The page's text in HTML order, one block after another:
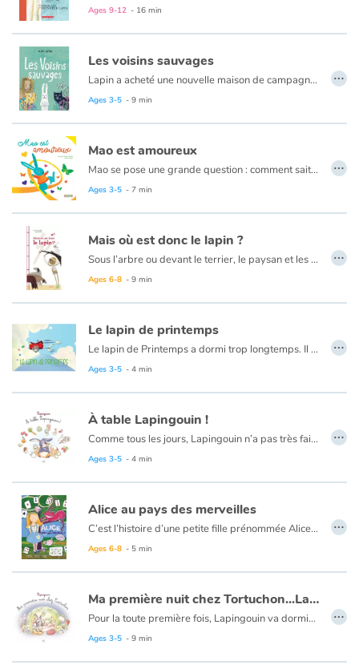
Ages 9-12 - 16 min
Les voisins sauvages
Lapin a acheté une nouvelle maison de campagne et les vacances ne vont pas tout à fait se passer comme prévu. Des bêtes sauvages ont envahi le jardin de Lapin. Il a très très peur ! Heureusement que sa maman est là... elle a peut-être trouvé la solution. Une petite fête, un peu de musique et une bonne tarte aux fraises peuvent faire des merveilles !
Ages 3-5 - 9 min
…
Mao est amoureux
Mao se pose une grande question : comment sait-on que l’on est amoureux ? Il interroge, un à un, les membres de sa famille. Mais chacun a un avis différent, et Mao n’est pas plus avancé… Quelqu’un l’aidera-t-il à savoir s’il est amoureux ?
Ages 3-5 - 7 min
…
Mais où est donc le lapin ?
Sous l’arbre ou devant le terrier, le paysan et les chiens attendent, patiemment. Ils attendent, ils attendent... Ils attendent que le lapin leur tombe entre les mains. Or, en attendant, l’animal malin leur a posé un lapin !
Ages 6-8 - 9 min
…
Le lapin de printemps
Le lapin de Printemps a dormi trop longtemps. Il a laissé l'hiver effacer les couleurs et tout est blanc ! Vite ! Le lapin doit tout repeindre ! Les fleurs, les oiseaux, les animaux ! Mais il a besoin d'aide et tous ses amis proposent des couleurs différentes. Réussira-t-il à peindre toutes ces choses avec les bonnes couleurs ? Sera-t-il assez rapide pour donner vie au Printemps, sans se mélanger les pinceaux...
Ages 3-5 - 4 min
…
À table Lapingouin !
Comme tous les jours, Lapingouin n’a pas très faim. Trop fatigué, pas le temps, pas bon… Il a toujours une bonne excuse ! Alors, chaque repas est une occasion pour ses parents de lui rappeler que c’est important de bien manger pour être en bonne santé. Tout va changer quand il va apprendre ce que mange son supe héros pour avoir des super muscles.
Ages 3-5 - 4 min
…
Alice au pays des merveilles
C’est l’histoire d’une petite fille prénommée Alice, qui vivait il n’y a pas si longtemps de ca dans un lieu pas très loin d’ici. Alice a vécu des aventures incroyables dans un lieu qu’on appelle le Pays des Merveilles...
Ce livre est aussi disponible en anglais :
Ages 6-8 - 5 min
…
Ma première nuit chez Tortuchon...Lapingouin
Pour la toute première fois, Lapingouin va dormir chez un copaingouin. Mais parviendra-t-il à trouver le sommeil chez Tortuchon ?
Ages 3-5 - 9 min
…